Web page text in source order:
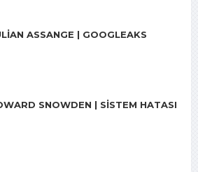
ASSANGE | GOOGLEAKS
SNOWDEN | SISTEM HATASI